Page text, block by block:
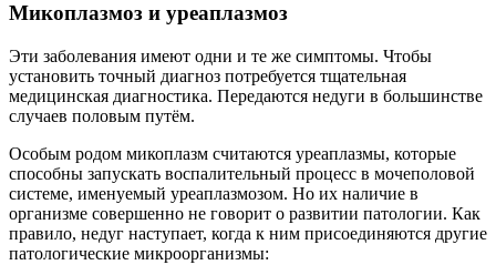
Микоплазмоз и уреаплазмоз
Эти заболевания имеют одни и те же симптомы. Чтобы
установить точный диагноз потребуется тщательная
медицинская диагностика. Передаются недуги в большинстве
случаев половым путём.
Особым родом микоплазм считаются уреаплазмы, которые
способны запускать воспалительный процесс в мочеполовой
системе, именуемый уреаплазмозом. Но их наличие в
организме совершенно не говорит о развитии патологии. Как
правило, недуг наступает, когда к ним присоединяются другие
патологические микроорганизмы: